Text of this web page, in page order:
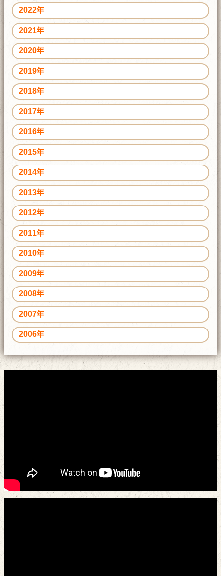
2022年
2021年
2020年
2019年
2018年
2017年
2016年
2015年
2014年
2013年
2012年
2011年
2010年
2009年
2008年
2007年
2006年